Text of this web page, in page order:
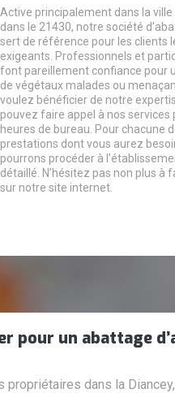
Active principalement dans la ville
dans le 21430, notre société
sert de référence pour les clients
exigeants. Professionnels et
font pareillement confiance pour
de végétaux malades ou
voulez bénéficier de notre
pouvez faire appel à nos services
heures de bureau. Pour chacune
prestations dont vous aurez
pourrons procéder à
détaillé. N’hésitez pas non plus à
sur notre site internet.
pour un abattage
propriétaires dans la